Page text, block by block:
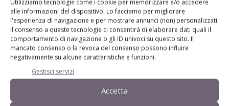
Utilizziamo tecnologie come i cookie per memorizzare e/o accedere
alle informazioni del dispositivo. Lo facciamo per migliorare
l'esperienza di navigazione e per mostrare annunci (non) personalizzati.
Il consenso a queste tecnologie ci consentirà di elaborare dati quali il
comportamento di navigazione o gli ID univoci su questo sito. Il
mancato consenso o la revoca del consenso possono influire
negativamente su alcune caratteristiche e funzioni.
Gestisci servizi
Accetta